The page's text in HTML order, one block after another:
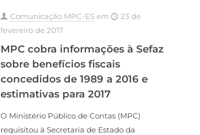
Comunicação MPC-ES em
23 de
fevereiro de 2017
MPC cobra informações à Sefaz
sobre benefícios fiscais
concedidos de 1989 a 2016 e
estimativas para 2017
O Ministério Público de Contas (MPC)
requisitou à Secretaria de Estado da